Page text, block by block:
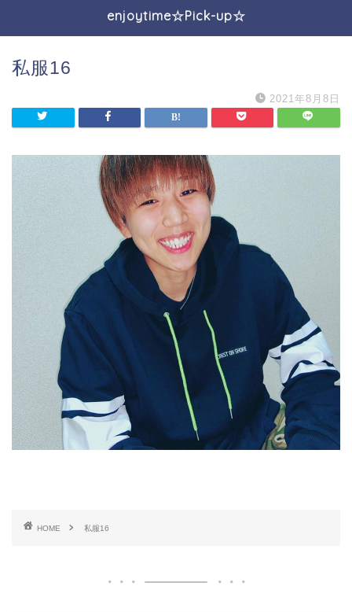
enjoytime☆Pick-up☆
私服16
2021年8月8日
HOME 私服16